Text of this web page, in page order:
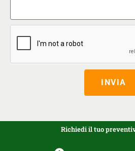
INVIA
Richiedi il tuo